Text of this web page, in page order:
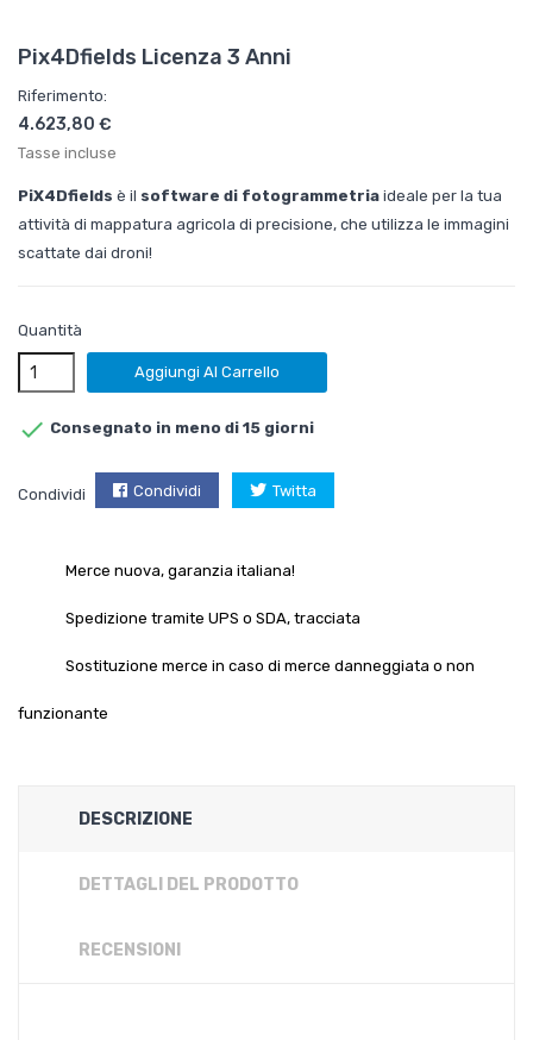
Pix4Dfields Licenza 3 Anni
Riferimento:
4.623,80 €
Tasse incluse
PiX4Dfields è il software di fotogrammetria ideale per la tua
attività di mappatura agricola di precisione, che utilizza le immagini
scattate dai droni!
Quantità
Aggiungi Al Carrello
 Consegnato in meno di 15 giorni
Condividi Condividi Twitta
Merce nuova, garanzia italiana!
Spedizione tramite UPS o SDA, tracciata
Sostituzione merce in caso di merce danneggiata o non
funzionante
DESCRIZIONE
DETTAGLI DEL PRODOTTO
RECENSIONI